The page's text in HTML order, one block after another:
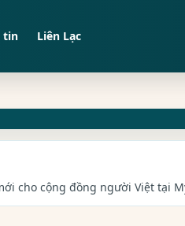
tin Liên Lạc
cho cộng đồng người Việt tại